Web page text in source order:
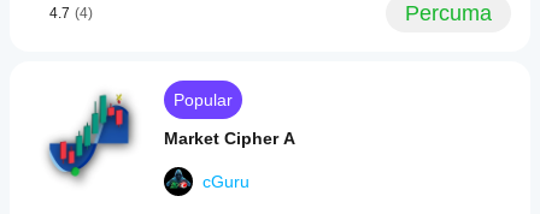
4.7 (4) Percuma
Popular
Market Cipher A
cGuru